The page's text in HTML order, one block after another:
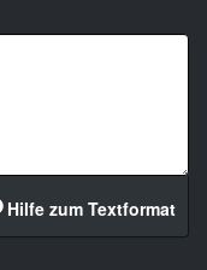
Hilfe zum Textformat